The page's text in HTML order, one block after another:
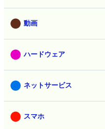
動画
ハードウェア
ネットサービス
スマホ